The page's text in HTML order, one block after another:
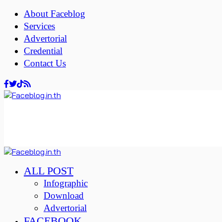
About Faceblog
Services
Advertorial
Credential
Contact Us
ALL POST
Infographic
Download
Advertorial